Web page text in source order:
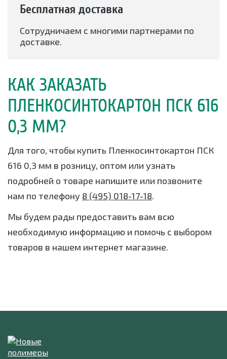
Бесплатная доставка
Сотрудничаем с многими партнерами по
доставке.
КАК ЗАКАЗАТЬ
ПЛЕНКОСИНТОКАРТОН ПСК 616
0,3 ММ?
Для того, чтобы купить Пленкосинтокартон ПСК
616 0,3 мм в розницу, оптом или узнать
подробней о товаре напишите или позвоните
нам по телефону 8 (495) 018-17-18.
Мы будем рады предоставить вам всю
необходимую информацию и помочь с выбором
товаров в нашем интернет магазине.